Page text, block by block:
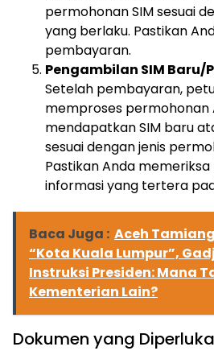
permohonan SIM sesuai
yang berlaku. Pastikan
pembayaran.
Pengambilan SIM
Setelah pembayaran,
memproses permohonan
mendapatkan SIM baru
sesuai dengan jenis
Pastikan Anda
informasi yang tertera
Baca Juga : Aceh
“Kota Kuala Lumpur”,
Instruksi Presiden: Mana
Kementerian Lain?
Dokumen yang